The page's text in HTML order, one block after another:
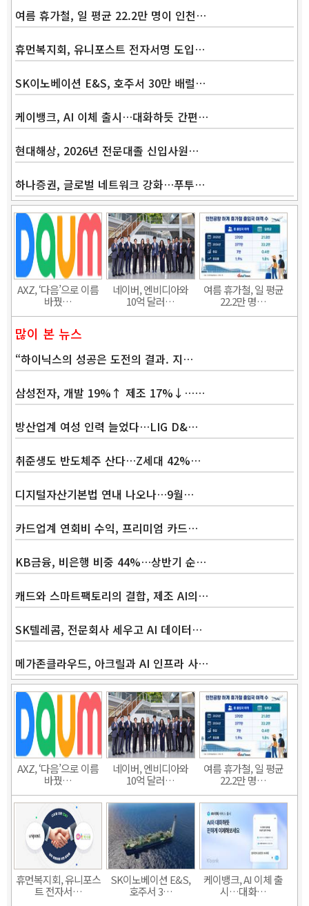
여름 휴가철, 일 평균 22.2만 명이 인천…
휴먼복지회, 유니포스트 전자서명 도입…
SK이노베이션 E&S, 호주서 30만 배럴…
케이뱅크, AI 이체 출시…대화하듯 간편…
현대해상, 2026년 전문대졸 신입사원…
하나증권, 글로벌 네트워크 강화…푸투…
AXZ, ‘다음’으로 이름
바꿨…
네이버, 엔비디아와
10억 달러…
여름 휴가철, 일 평균
22.2만 명…
많이 본 뉴스
“하이닉스의 성공은 도전의 결과. 지…
삼성전자, 개발 19%↑ 제조 17%↓……
방산업계 여성 인력 늘었다…LIG D&…
취준생도 반도체주 산다…Z세대 42%…
디지털자산기본법 연내 나오나…9월…
카드업계 연회비 수익, 프리미엄 카드…
KB금융, 비은행 비중 44%…상반기 순…
캐드와 스마트팩토리의 결합, 제조 AI의…
SK텔레콤, 전문회사 세우고 AI 데이터…
메가존클라우드, 아크릴과 AI 인프라 사…
AXZ, ‘다음’으로 이름
바꿨…
네이버, 엔비디아와
10억 달러…
여름 휴가철, 일 평균
22.2만 명…
휴먼복지회, 유니포스
트 전자서…
SK이노베이션 E&S,
호주서 3…
케이뱅크, AI 이체 출
시…대화…